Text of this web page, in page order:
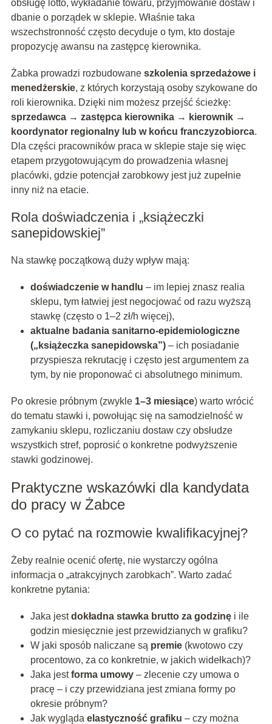
obsługę lotto, wykładanie towaru, przyjmowanie dostaw i
dbanie o porządek w sklepie. Właśnie taka
wszechstronność często decyduje o tym, kto dostaje
propozycję awansu na zastępcę kierownika.
Żabka prowadzi rozbudowane szkolenia sprzedażowe i
menedżerskie, z których korzystają osoby szykowane do
roli kierownika. Dzięki nim możesz przejść ścieżkę:
sprzedawca → zastępca kierownika → kierownik →
koordynator regionalny lub w końcu franczyzobiorca.
Dla części pracowników praca w sklepie staje się więc
etapem przygotowującym do prowadzenia własnej
placówki, gdzie potencjał zarobkowy jest już zupełnie
inny niż na etacie.
Rola doświadczenia i „książeczki
sanepidowskiej”
Na stawkę początkową duży wpływ mają:
doświadczenie w handlu – im lepiej znasz realia
sklepu, tym łatwiej jest negocjować od razu wyższą
stawkę (często o 1–2 zł/h więcej),
aktualne badania sanitarno-epidemiologiczne
(„książeczka sanepidowska”)– ich posiadanie
przyspiesza rekrutację i często jest argumentem za
tym, by nie proponować ci absolutnego minimum.
Po okresie próbnym (zwykle 1–3 miesiące) warto wrócić
do tematu stawki i, powołując się na samodzielność w
zamykaniu sklepu, rozliczaniu dostaw czy obsłudze
wszystkich stref, poprosić o konkretne podwyższenie
stawki godzinowej.
Praktyczne wskazówki dla kandydata
do pracy w Żabce
O co pytać na rozmowie kwalifikacyjnej?
Żeby realnie ocenić ofertę, nie wystarczy ogólna
informacja o „atrakcyjnych zarobkach”. Warto zadać
konkretne pytania:
Jaka jestdokładna stawka brutto za godzinęi ile
godzin miesięcznie jest przewidzianych w grafiku?
W jaki sposób naliczane są premie(kwotowo czy
procentowo, za co konkretnie, w jakich widełkach)?
Jaka jestforma umowy– zlecenie czy umowa o
pracę – i czy przewidziana jest zmiana formy po
okresie próbnym?
Jak wygląda elastyczność grafiku – czy można